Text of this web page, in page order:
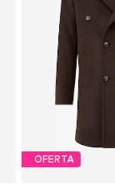
OFERTA